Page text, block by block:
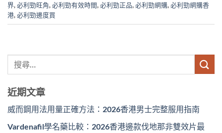
界,必利勁旺角,必利勁有效時間,必利勁正品,必利勁網購,必利勁網購香
港,必利勁邊度買
近期文章
威而鋼用法用量正確方法：2026香港男士完整服用指南
Vardenafil學名藥比較：2026香港邊款伐地那非雙效片最